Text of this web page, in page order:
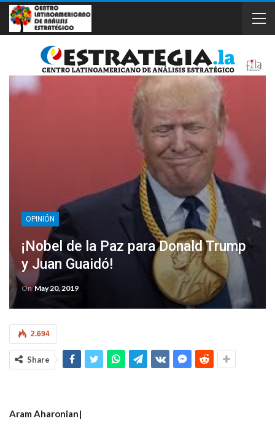
OPINIÓN
¡Nobel de la Paz para Donald Trump
y Juan Guaidó!
OnMay 20, 2019
2.694
Share
Aram Aharonian|